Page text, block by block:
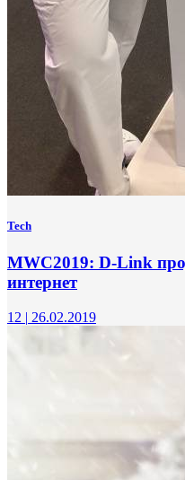
Tech
MWC2019: D-Link
интернет
12 | 26.02.2019